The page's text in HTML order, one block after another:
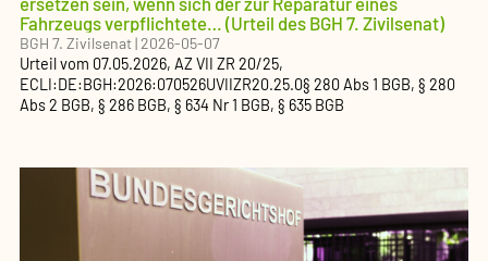
Fahrzeugs verpflichtete… (Urteil des BGH 7. Zivilsenat)
BGH 7. Zivilsenat|2026-05-07
Urteilvom 07.05.2026, AZVII ZR 20/25,
ECLI:DE:BGH:2026:070526UVIIZR20.25.0§ 280 Abs 1 BGB, § 280
Abs 2 BGB, § 286 BGB, § 634 Nr 1 BGB, § 635 BGB